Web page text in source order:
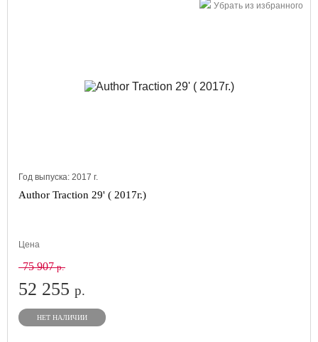
Убрать из избранного
Год выпуска: 2017 г.
Author Traction 29' ( 2017г.)
Цена
75 907р.
52 255 р.
НЕТ НАЛИЧИИ